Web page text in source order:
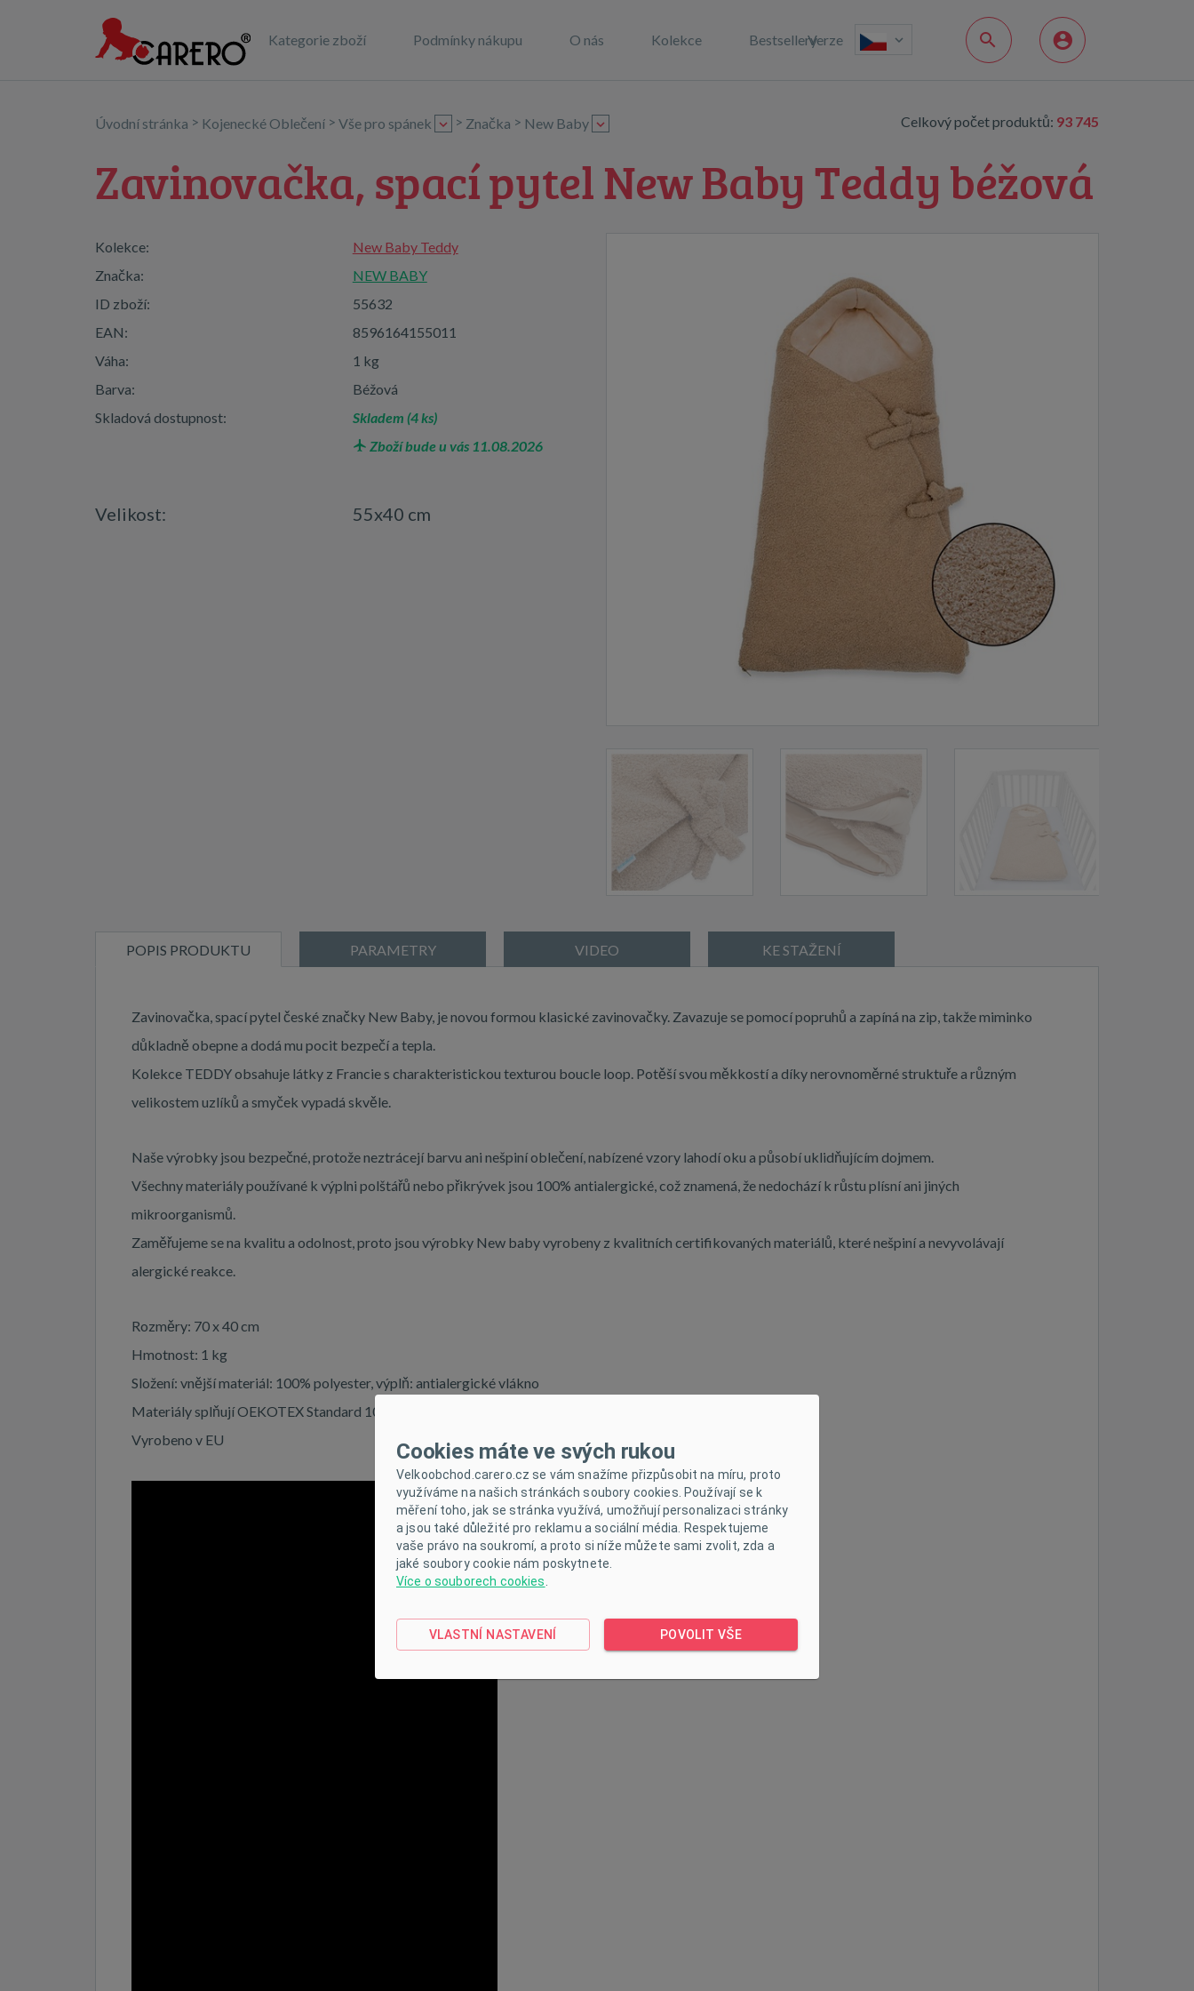
Kategorie zboží Podmínky nákupu O nás Kolekce BestselleryVerze
Celkový počet produktů: 93 745
Úvodní stránka > Kojenecké Oblečení > Vše pro spánek > Značka > New Baby
Zavinovačka, spací pytel New Baby Teddy béžová
Kolekce:
New Baby Teddy
Značka:
NEW BABY
ID zboží:
55632
EAN:
8596164155011
Váha:
1 kg
Barva:
Béžová
Skladová dostupnost:
Skladem (4 ks)
Zboží bude u vás 11.08.2026
Velikost: 55x40 cm
POPIS PRODUKTU PARAMETRY VIDEO KE STAŽENÍ
Zavinovačka, spací pytel české značky New Baby, je novou formou klasické zavinovačky. Zavazuje se pomocí popruhů a zapíná na zip, takže miminko
důkladně obepne a dodá mu pocit bezpečí a tepla.
Kolekce TEDDY obsahuje látky z Francie s charakteristickou texturou boucle loop. Potěší svou měkkostí a díky nerovnoměrné struktuře a různým
velikostem uzlíků a smyček vypadá skvěle.
Naše výrobky jsou bezpečné, protože neztrácejí barvu ani nešpiní oblečení, nabízené vzory lahodí oku a působí uklidňujícím dojmem.
Všechny materiály používané k výplni polštářů nebo přikrývek jsou 100% antialergické, což znamená, že nedochází k růstu plísní ani jiných
mikroorganismů.
Zaměřujeme se na kvalitu a odolnost, proto jsou výrobky New baby vyrobeny z kvalitních certifikovaných materiálů, které nešpiní a nevyvolávají
alergické reakce.
Rozměry: 70 x 40 cm
Hmotnost: 1 kg
Složení: vnější materiál: 100% polyester, výplň: antialergické vlákno
Materiály splňují OEKOTEX Standard 100.
Vyrobeno v EU
Cookies máte ve svých rukou
Velkoobchod.carero.cz se vám snažíme přizpůsobit na míru, proto
využíváme na našich stránkách soubory cookies. Používají se k
měření toho, jak se stránka využívá, umožňují personalizaci stránky
a jsou také důležité pro reklamu a sociální média. Respektujeme
vaše právo na soukromí, a proto si níže můžete sami zvolit, zda a
jaké soubory cookie nám poskytnete.
Více o souborech cookies
VLASTNÍ NASTAVENÍ POVOLIT VŠE